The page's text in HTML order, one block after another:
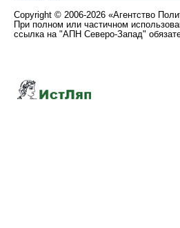
Copyright © 2006-2026 «Агентство
При полном или частичном
ссылка на "АПН Северо-Запад"